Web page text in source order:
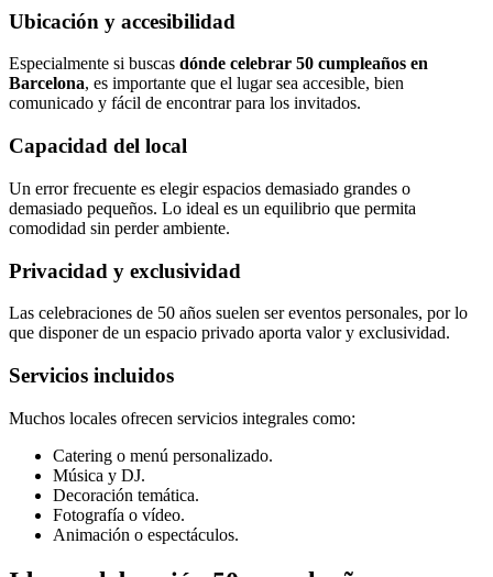
Ubicación y accesibilidad
Especialmente si buscas dónde celebrar 50 cumpleaños en
Barcelona, es importante que el lugar sea accesible, bien
comunicado y fácil de encontrar para los invitados.
Capacidad del local
Un error frecuente es elegir espacios demasiado grandes o
demasiado pequeños. Lo ideal es un equilibrio que permita
comodidad sin perder ambiente.
Privacidad y exclusividad
Las celebraciones de 50 años suelen ser eventos personales, por lo
que disponer de un espacio privado aporta valor y exclusividad.
Servicios incluidos
Muchos locales ofrecen servicios integrales como:
Catering o menú personalizado.
Música y DJ.
Decoración temática.
Fotografía o vídeo.
Animación o espectáculos.